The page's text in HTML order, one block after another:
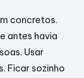
concretos.
antes havia
Usar
Ficar sozinho